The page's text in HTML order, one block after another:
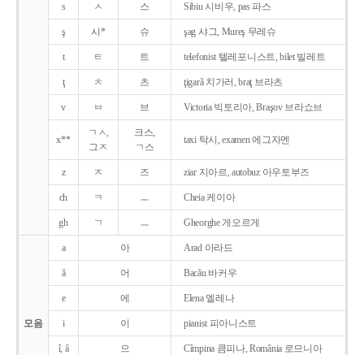
s ㅅ 스 Sibiu 시비우, pas 파스
ş 시* 슈 şag 샤그, Mureş 무레슈
t ㅌ 트 telefonist 텔레포니스트, bilet 빌레트
ţ ㅊ 츠 ţigarǎ 치가러, braţ 브라츠
v ㅂ 브 Victoria 빅토리아, Braşov 브라쇼브
x**
ㄱㅅ,
그ㅈ
크스,
ㄱ스
taxi 탁시, examen 에그자멘
z ㅈ 즈 ziar 지아르, autobuz 아우토부즈
ch ㅋ ㅡ Cheia 케이아
gh ㄱ ㅡ Gheorghe 게오르게
모음
a 아 Arad 아라드
ǎ 어 Bacǎu 바커우
e 에 Elena 엘레나
i 이 pianist 피아니스트
î, â 으 Cîmpina 큼피나, România 로므니아